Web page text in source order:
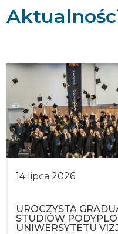
14 lipca 2026
UROCZYSTA
STUDIÓW
UNIWERSYTETU